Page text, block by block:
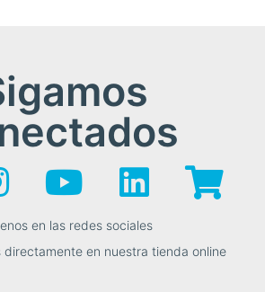
en las redes sociales
directamente en nuestra tienda online